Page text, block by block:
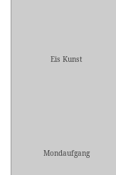
Eis Kunst
Mondaufgang